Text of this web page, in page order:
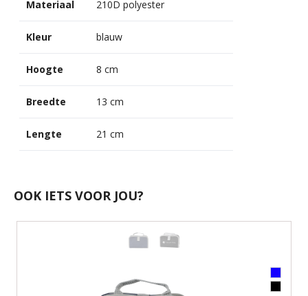
Materiaal 210D polyester
Kleur blauw
Hoogte 8 cm
Breedte 13 cm
Lengte 21 cm
OOK IETS VOOR JOU?